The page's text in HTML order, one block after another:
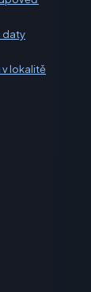
daty
v lokalitě